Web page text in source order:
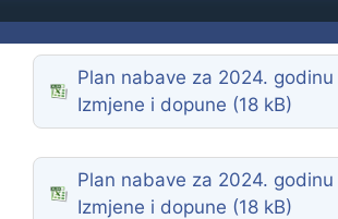
Plan nabave za 2024. godinu
Izmjene i dopune
Plan nabave za 2024. godinu
Izmjene i dopune